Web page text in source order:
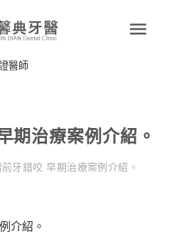
期治療案例介紹。
牙錯咬 早期治療案例介紹。
介紹。